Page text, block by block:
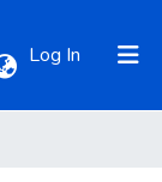
Log In (current)